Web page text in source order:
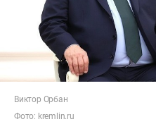
Виктор Орбан
Фото: kremlin.ru